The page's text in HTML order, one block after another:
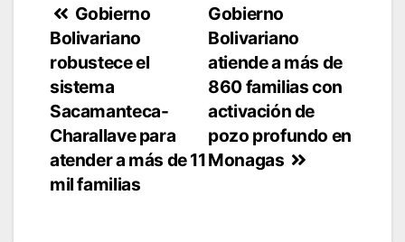
Navegación
de
entradas
Gobierno
Bolivariano
atiende a más de
860 familias con
activación de
pozo profundo en
Monagas
Gobierno
Bolivariano
robustece el
sistema
Sacamanteca-
Charallave para
atender a más de 11
mil familias